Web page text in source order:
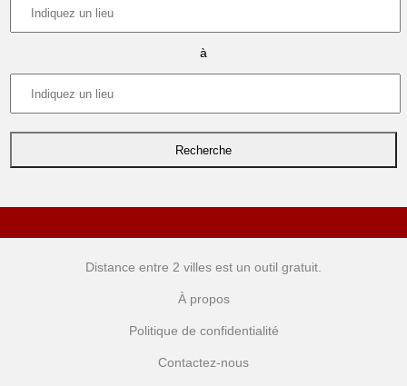
à
Distance entre 2 villes est un outil gratuit.
À propos
Politique de confidentialité
Contactez-nous